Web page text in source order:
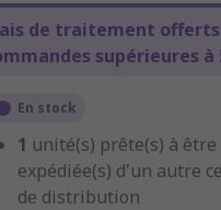
de traitement offerts
supérieures à
En stock
1 unité(s) prête(s) à être
expédiée(s) d'un autre
de distribution